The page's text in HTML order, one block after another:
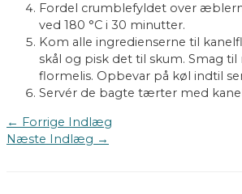
Fordel crumblefyldet over
ved 180 °C i 30 minutter.
Kom alle ingredienserne til
skål og pisk det til skum. Smag
flormelis. Opbevar på køl indtil
Servér de bagte tærter med
Indlægsnavigation
← Forrige Indlæg
Næste Indlæg →